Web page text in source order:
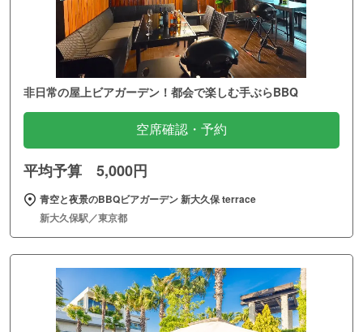
非日常の屋上ビアガーデン！都会で楽しむ手ぶらBBQ
空席確認・予約
平均予算 5,000円
青空と夜景のBBQビアガーデン 新大久保 terrace
新大久保駅／東京都